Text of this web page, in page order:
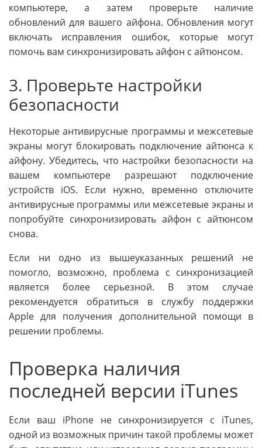
компьютере, а затем проверьте наличие
обновлений для вашего айфона. Обновления могут
включать исправления ошибок, которые могут
помочь вам синхронизировать айфон с айтюнсом.
3. Проверьте настройки
безопасности
Некоторые антивирусные программы и межсетевые
экраны могут блокировать подключение айтюнса к
айфону. Убедитесь, что настройки безопасности на
вашем компьютере разрешают подключение
устройств iOS. Если нужно, временно отключите
антивирусные программы или межсетевые экраны и
попробуйте синхронизировать айфон с айтюнсом
снова.
Если ни одно из вышеуказанных решений не
помогло, возможно, проблема с синхронизацией
является более серьезной. В этом случае
рекомендуется обратиться в службу поддержки
Apple для получения дополнительной помощи в
решении проблемы.
Проверка наличия
последней версии iTunes
Если ваш iPhone не синхронизируется с iTunes,
одной из возможных причин такой проблемы может